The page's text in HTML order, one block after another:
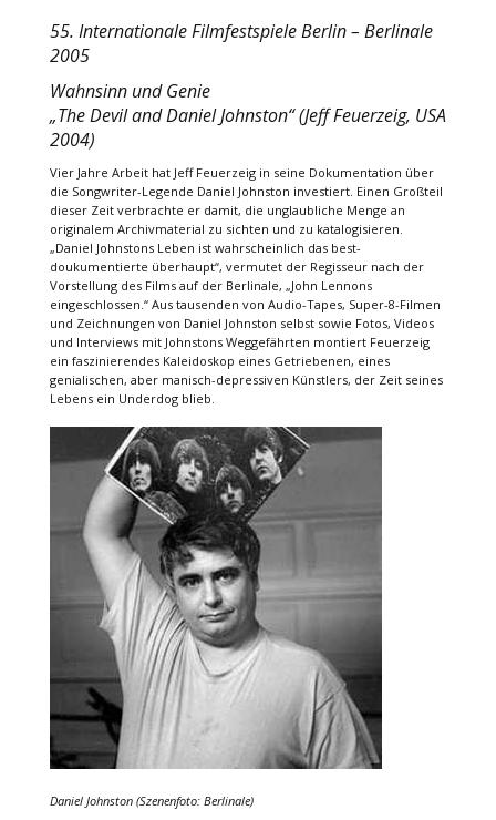
55. Internationale Filmfestspiele Berlin – Berlinale
2005
Wahnsinn und Genie
„The Devil and Daniel Johnston“ (Jeff Feuerzeig, USA
2004)
Vier Jahre Arbeit hat Jeff Feuerzeig in seine Dokumentation über
die Songwriter-Legende Daniel Johnston investiert. Einen Großteil
dieser Zeit verbrachte er damit, die unglaubliche Menge an
originalem Archivmaterial zu sichten und zu katalogisieren.
„Daniel Johnstons Leben ist wahrscheinlich das best-
doukumentierte überhaupt“, vermutet der Regisseur nach der
Vorstellung des Films auf der Berlinale, „John Lennons
eingeschlossen.“ Aus tausenden von Audio-Tapes, Super-8-Filmen
und Zeichnungen von Daniel Johnston selbst sowie Fotos, Videos
und Interviews mit Johnstons Weggefährten montiert Feuerzeig
ein faszinierendes Kaleidoskop eines Getriebenen, eines
genialischen, aber manisch-depressiven Künstlers, der Zeit seines
Lebens ein Underdog blieb.
Daniel Johnston (Szenenfoto: Berlinale)